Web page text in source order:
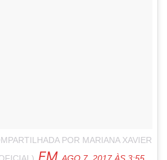
POR MARIANA XAVIER
EM AGO 7, 2017 ÀS 3:55